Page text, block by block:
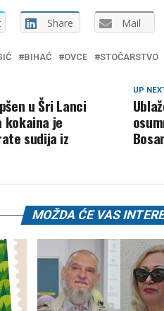
Share Mail
BIHAĆ OVCE STOČARSTVO
UP
u Šri Lanci
kokaina je
sudija iz
MOŽDA ĆE VAS